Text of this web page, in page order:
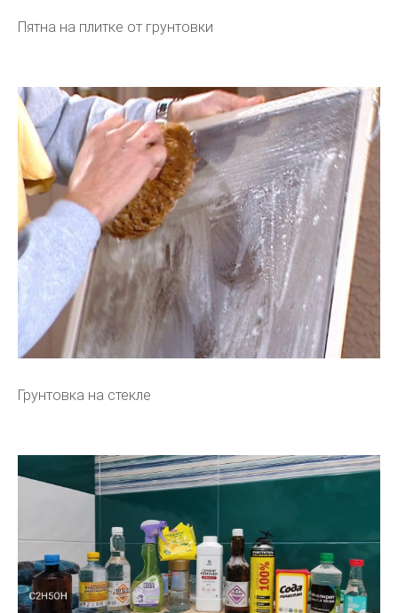
Пятна на плитке от грунтовки
Грунтовка на стекле